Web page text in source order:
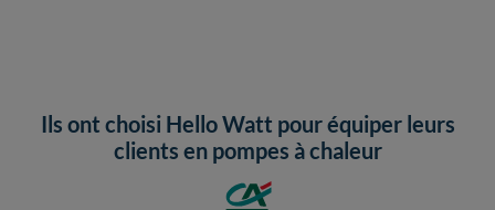
Ils ont choisi Hello Watt pour équiper leurs
clients en pompes à chaleur